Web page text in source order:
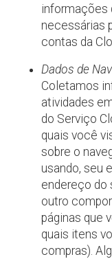
informações
necessárias
contas da
Dados de
Coletamos
atividades
do Serviço
quais você
sobre o
usando, seu
endereço do
outro
páginas que
quais itens
compras).